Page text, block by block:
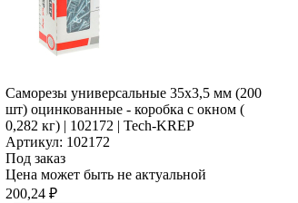
Саморезы универсальные 35х3,5 мм (200
шт) оцинкованные - коробка с окном (
0,282 кг) | 102172 | Tech-KREP
Артикул: 102172
Под заказ
Цена может быть не актуальной
200,24 ₽